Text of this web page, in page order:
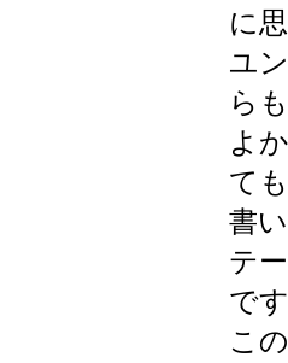
に
ユ
ら
よ
て
書
テ
で
こ